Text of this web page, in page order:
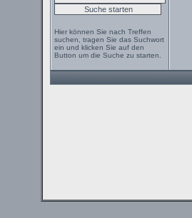
Hier können Sie nach Treffen
suchen, tragen Sie das Suchwort
ein und klicken Sie auf den
Button um die Suche zu starten.